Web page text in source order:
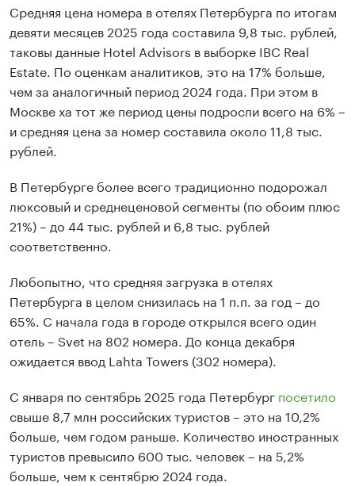
Средняя цена номера в отелях Петербурга по итогам
девяти месяцев 2025 года составила 9,8 тыс. рублей,
таковы данные Hotel Advisors в выборке IBC Real
Estate. По оценкам аналитиков, это на 17% больше,
чем за аналогичный период 2024 года. При этом в
Москве ха тот же период цены подросли всего на 6% –
и средняя цена за номер составила около 11,8 тыс.
рублей.
В Петербурге более всего традиционно подорожал
люксовый и среднеценовой сегменты (по обоим плюс
21%) – до 44 тыс. рублей и 6,8 тыс. рублей
соответственно.
Любопытно, что средняя загрузка в отелях
Петербурга в целом снизилась на 1 п.п. за год – до
65%. С начала года в городе открылся всего один
отель – Svet на 802 номера. До конца декабря
ожидается ввод Lahta Towers (302 номера).
С января по сентябрь 2025 года Петербург посетило
свыше 8,7 млн российских туристов – это на 10,2%
больше, чем годом раньше. Количество иностранных
туристов превысило 600 тыс. человек – на 5,2%
больше, чем к сентябрю 2024 года.